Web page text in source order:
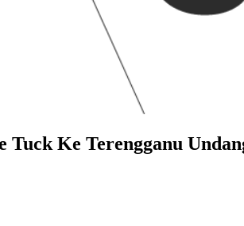
Ke Terengganu